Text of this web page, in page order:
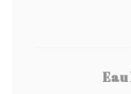
Eau